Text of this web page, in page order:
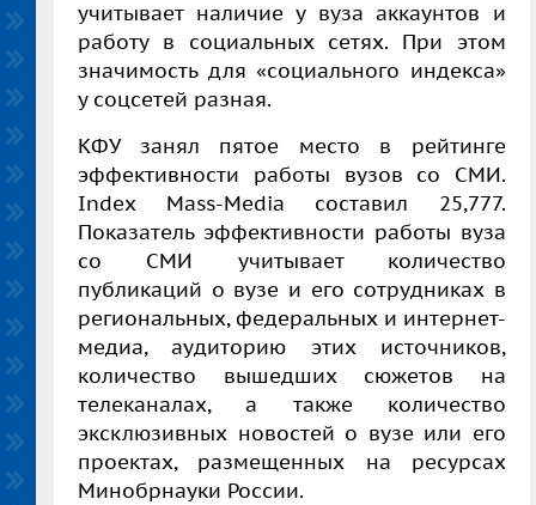
учитывает наличие у вуза аккаунтов и
работу в социальных сетях. При этом
значимость для «социального индекса»
у соцсетей разная.
КФУ занял пятое место в рейтинге
эффективности работы вузов со СМИ.
Index Mass-Media составил 25,777.
Показатель эффективности работы вуза
со СМИ учитывает количество
публикаций о вузе и его сотрудниках в
региональных, федеральных и интернет-
медиа, аудиторию этих источников,
количество вышедших сюжетов на
телеканалах, а также количество
эксклюзивных новостей о вузе или его
проектах, размещенных на ресурсах
Минобрнауки России.